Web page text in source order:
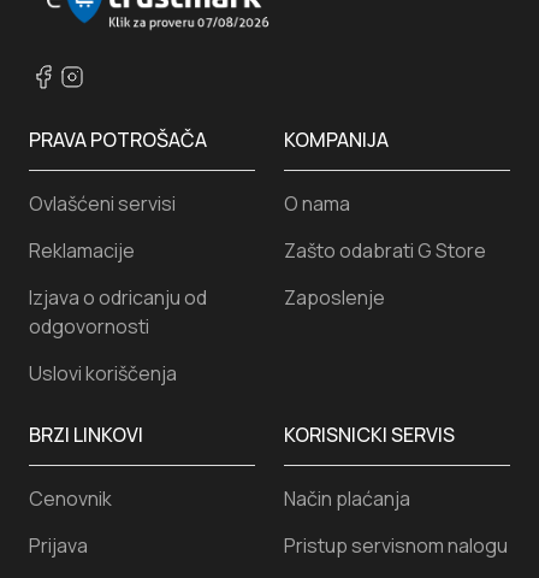
KORISNICKI SERVIS
Način plaćanja
Pristup servisnom nalogu
PRAVA POTROŠAČA
Ovlašćeni servisi
Reklamacije
Izjava o odricanju od
odgovornosti
Uslovi koriščenja
KOMPANIJA
O nama
Zašto odabrati G Store
Zaposlenje
BRZI LINKOVI
Cenovnik
Prijava